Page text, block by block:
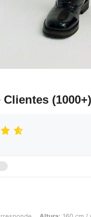
Clientes (1000+)